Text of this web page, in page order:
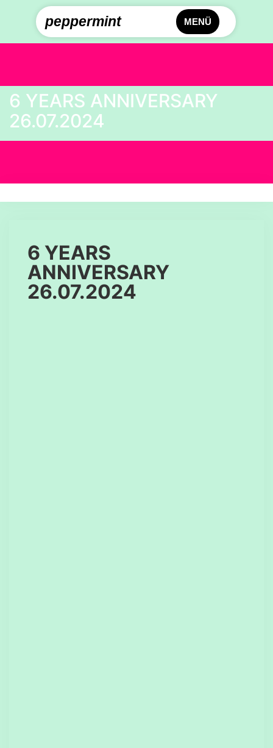
peppermint MENÜ
6 YEARS ANNIVERSARY
26.07.2024
6 YEARS
ANNIVERSARY
26.07.2024